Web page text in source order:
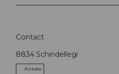
Contact
8834 Schindellegi
Arrivée